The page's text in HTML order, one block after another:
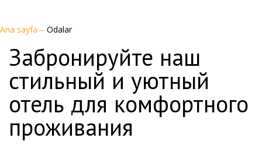
Ana sayfa – Odalar
Забронируйте наш
стильный и уютный
отель для комфортного
проживания